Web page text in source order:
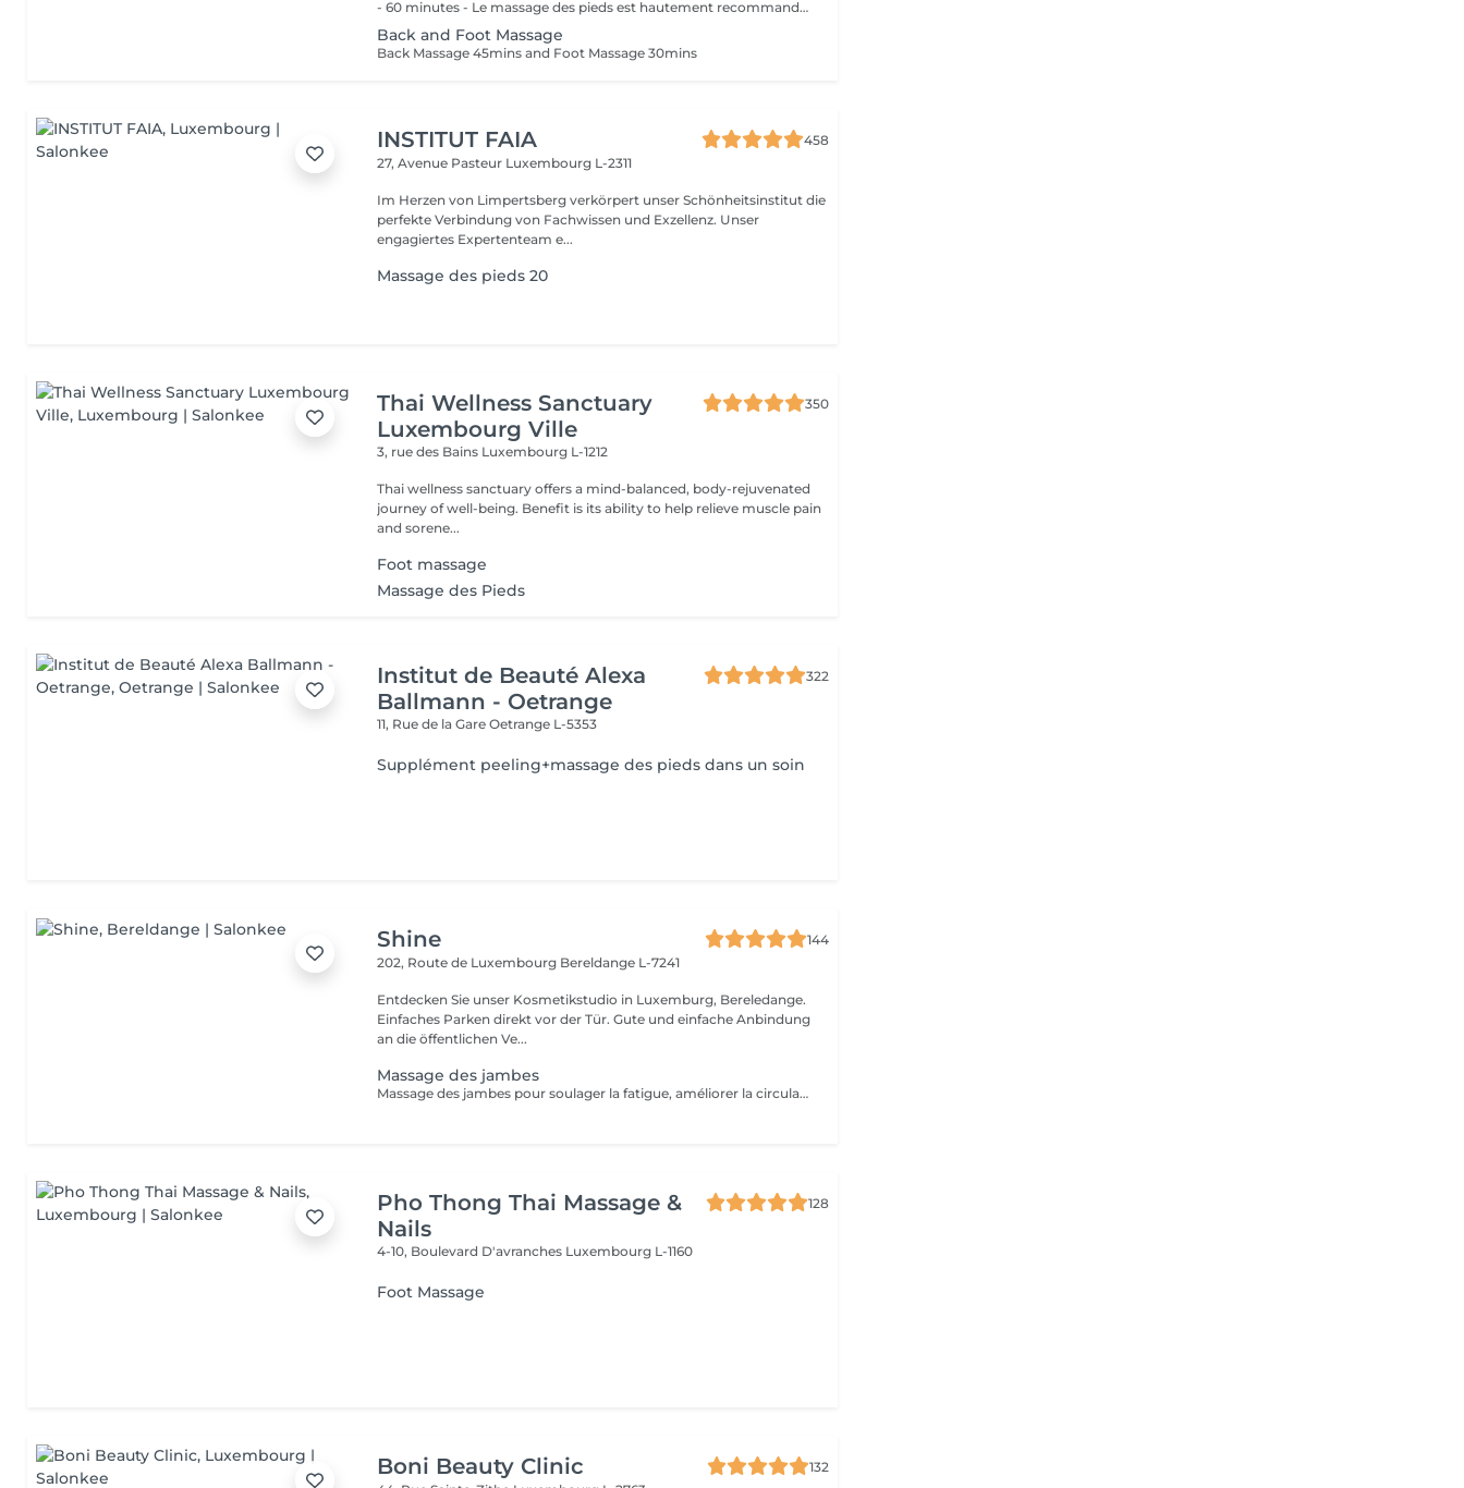
- 60 minutes - Le massage des pieds est hautement recommandé pour ceux qui ont les pieds et les jambes fatiguées. Soulage le stress et stimule la circulation du corps, des maux tels que la fatigue, les niveaux de basse énergie, les pointes de douleurs peuvent être aussi soulagés par des points de pressions.
Back and Foot Massage
Back Massage 45mins and Foot Massage 30mins
INSTITUT FAIA
458
27, Avenue Pasteur Luxembourg L-2311
Im Herzen von Limpertsberg verkörpert unser Schönheitsinstitut die
perfekte Verbindung von Fachwissen und Exzellenz. Unser
engagiertes Expertenteam e...
Massage des pieds 20
Thai Wellness Sanctuary
Luxembourg Ville
350
3, rue des Bains Luxembourg L-1212
Thai wellness sanctuary offers a mind-balanced, body-rejuvenated
journey of well-being. Benefit is its ability to help relieve muscle pain
and sorene...
Foot massage
Massage des Pieds
Institut de Beauté Alexa
Ballmann - Oetrange
322
11, Rue de la GareOetrange L-5353
Supplément peeling+massage des pieds dans un soin
Shine
144
202, Route de Luxembourg Bereldange L-7241
Entdecken Sie unser Kosmetikstudio in Luxemburg, Bereledange.
Einfaches Parken direkt vor der Tür. Gute und einfache Anbindung
an die öffentlichen Ve...
Massage des jambes
Massage des jambes pour soulager la fatigue, améliorer la circulation sanguine et réduire les tensions. Idéal en cas de jambes lourdes, fatigue ou station debout prolongée.
Pho Thong Thai Massage &
Nails
128
4-10, Boulevard D'avranches Luxembourg L-1160
Foot Massage
Boni Beauty Clinic
132